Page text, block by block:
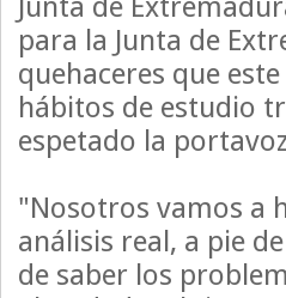
para la Junta de
quehaceres que
hábitos de estudio
espetado la
"Nosotros vamos a
análisis real, a pie
de saber los